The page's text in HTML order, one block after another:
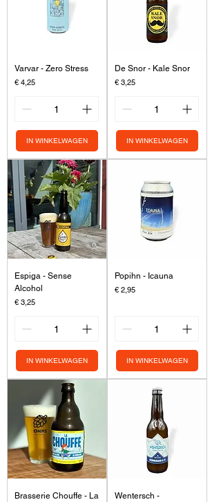
Varvar - Zero Stress
Prijs
€ 4,25
IN WINKELWAGEN
De Snor - Kale Snor
Prijs
€ 3,25
IN WINKELWAGEN
Espiga - Sense
Alcohol
Prijs
€ 3,25
IN WINKELWAGEN
Popihn - Icauna
Prijs
€ 2,95
IN WINKELWAGEN
Brasserie Chouffe - La
Wentersch -